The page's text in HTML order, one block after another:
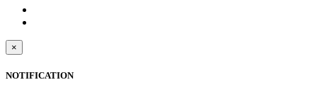
×
NOTIFICATION